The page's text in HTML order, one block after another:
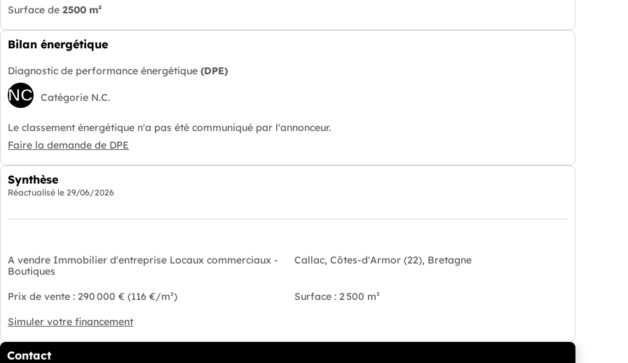
Surface de 2500 m²
Bilan énergétique
Diagnostic de performance énergétique (DPE)
NC Catégorie N.C.
Le classement énergétique n'a pas été communiqué par l'annonceur.
Faire la demande de DPE
Synthèse
Réactualisé le 29/06/2026
A vendre Immobilier d'entreprise Locaux commerciaux -
Boutiques
Callac, Côtes-d'Armor (22), Bretagne
Prix de vente : 290 000 € (116 €/m²)
Surface : 2 500 m²
Simuler votre financement
Contact